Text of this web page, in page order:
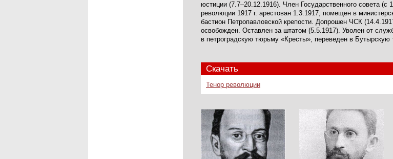
юстиции (7.7–20.12.1916). Член Государственного совета
революции 1917 г. арестован 1.3.1917, помещен в
бастион Петропавловской крепости. Допрошен ЧСК
освобожден. Оставлен за штатом (5.5.1917). Уволен от
в петроградскую тюрьму «Кресты», переведен в
Скачать
Тенор революции